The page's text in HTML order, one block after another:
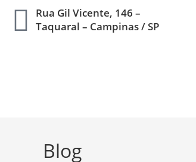
Rua Gil Vicente, 146 –
Taquaral – Campinas / SP
Blog